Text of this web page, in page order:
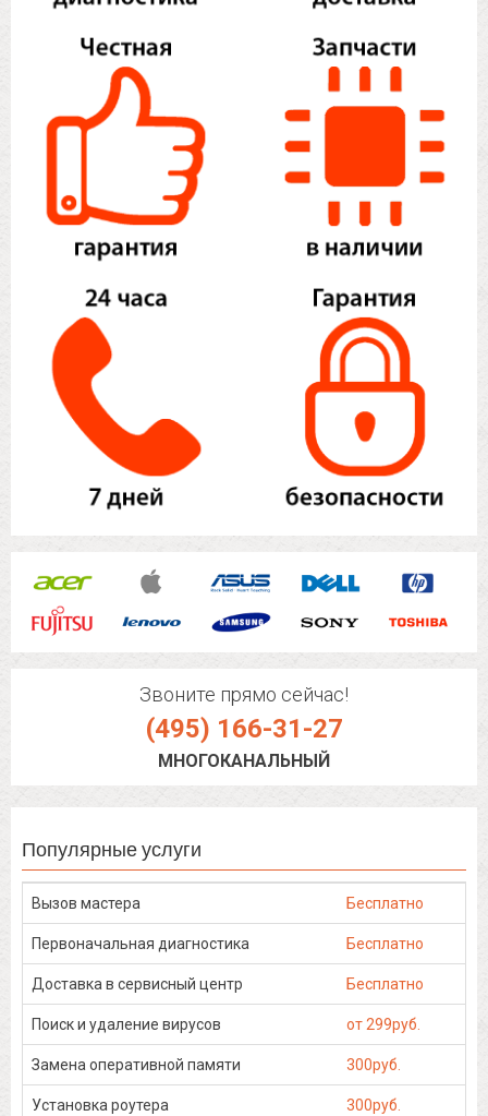
Звоните прямо сейчас!
(495) 166-31-27
МНОГОКАНАЛЬНЫЙ
Популярные услуги
Вызов мастера Бесплатно
Первоначальная диагностика Бесплатно
Доставка в сервисный центр Бесплатно
Поиск и удаление вирусов от 299руб.
Замена оперативной памяти 300руб.
Установка роутера 300руб.